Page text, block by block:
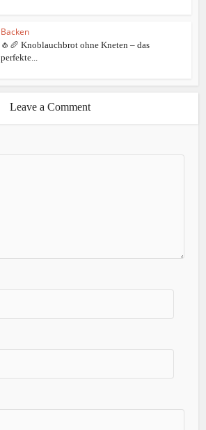
Backen
🧄🥖 Knoblauchbrot ohne Kneten – das
perfekte...
Leave a Comment